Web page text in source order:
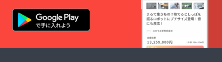
コット
ン素
材、大
な場面